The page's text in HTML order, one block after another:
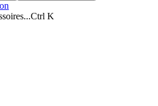
Ctrl K